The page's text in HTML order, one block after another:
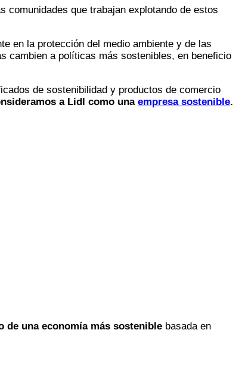
que trabajan explotando de estos
en la protección del medio ambiente y de las
cambien a políticas más sostenibles, en beneficio
de sostenibilidad y productos de comercio
a Lidl como una empresa sostenible.
de una economía más sostenible basada en